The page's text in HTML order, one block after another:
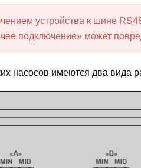
устройства к шине
подключение» может
насосов имеются два вида